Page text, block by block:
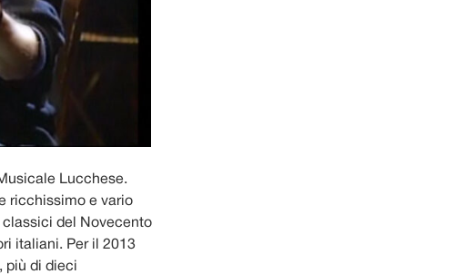
Lucchese.
ricchissimo e vario
del Novecento
italiani. Per il 2013
più di dieci